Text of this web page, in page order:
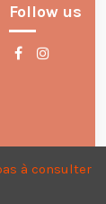
Follow us
à consulter